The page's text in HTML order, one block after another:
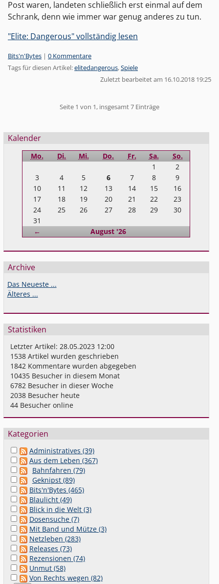
Post waren, landeten schließlich erst einmal auf dem
Schrank, denn wie immer war genug anderes zu tun.
"Elite: Dangerous" vollständig lesen
Kategorien:
Bits'n'Bytes | 0 Kommentare
Tags für diesen Artikel:elitedangerous,Spiele
Zuletzt bearbeitet am 16.10.2018 19:25
Seite 1 von 1, insgesamt 7 Einträge
Seitenleiste
Kalender
Mo. Di. Mi. Do. Fr. Sa. So.
← August '26
1
2
3
4 5 6 7 8
9
10
11 12 13 14 15
16
17
18 19 20 21 22
23
24
25 26 27 28 29
30
31
Archive
Das Neueste ...
Älteres ...
Statistiken
Letzter Artikel:28.05.2023 12:00
1538 Artikel wurden geschrieben
1842 Kommentare wurden abgegeben
10435 Besucher in diesem Monat
6782 Besucher in dieser Woche
2038 Besucher heute
44 Besucher online
Kategorien
Administratives (39)
Aus dem Leben (367)
Bahnfahren (79)
Geknipst (89)
Bits'n'Bytes (465)
Blaulicht (49)
Blick in die Welt (3)
Dosensuche (7)
Mit Band und Mütze (3)
Netzleben (283)
Releases (73)
Rezensionen (74)
Unmut (58)
Von Rechts wegen (82)